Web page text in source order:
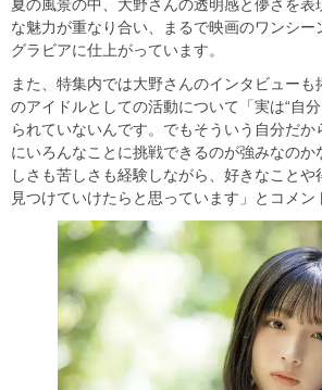
夏の風景の中、大野さんの透明感と儚さを
な魅力が重なり合い、まるで映画のワンシー
グラビアに仕上がっています。
また、特集内では大野さんのインタビュー
のアイドルとしての活動について「実は“自
られていないんです。でもそういう自分だ
にいろんなことに挑戦できるのが強みなのか
しさも苦しさも経験しながら、好きなことや
見つけていけたらと思っています」とコメン